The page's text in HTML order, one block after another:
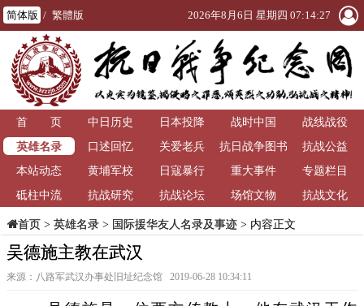
简体版 / 繁體版 2026年8月6日 星期四 07:14:28
首 页 中日历史 日本投降 战时中国
战线战役
英雄名录
口述回忆 关爱老兵
抗日战争图书
馆
抗战公益
本站动态
黄埔军校 日寇暴行 重大事件
专题栏目
砥柱中流
抗战研究 抗战论坛 场馆文物 抗战文化
首页> 英雄名录> 国际援华友人名录及事迹> 内容正文
吴德施主教在武汉
来源：八路军武汉办事处旧址纪念馆 2019-06-28 10:34:11